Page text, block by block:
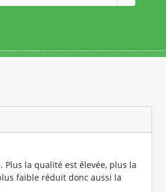
la qualité est élevée, plus la
faible réduit donc aussi la